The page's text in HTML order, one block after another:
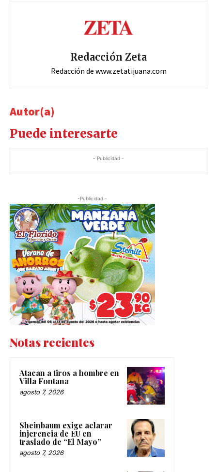
Redacción Zeta
Redacción de www.zetatijuana.com
Autor(a)
Puede interesarte
- Publicidad -
-Publicidad -
Notas recientes
Atacan a tiros a hombre en
Villa Fontana
agosto 7, 2026
Sheinbaum exige aclarar
injerencia de EU en
traslado de “El Mayo”
agosto 7, 2026